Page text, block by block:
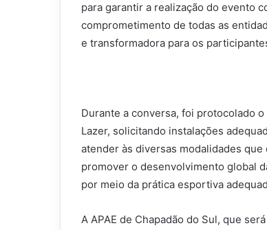
para garantir a realização do evento
comprometimento de todas as
e transformadora para os
Durante a conversa, foi protocolado
Lazer, solicitando instalações
atender às diversas modalidades
promover o desenvolvimento global
por meio da prática esportiva
A APAE de Chapadão do Sul, que